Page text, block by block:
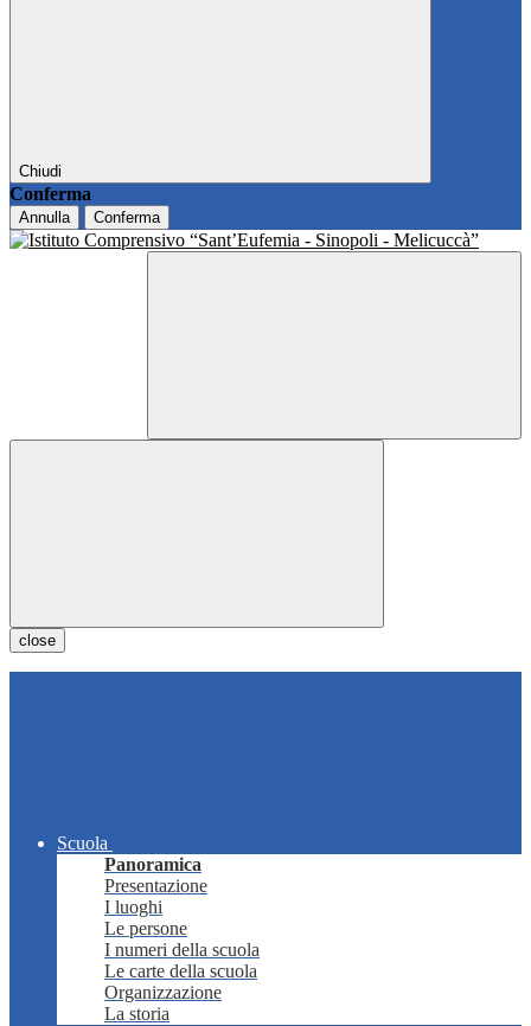
Chiudi
Conferma
Annulla Conferma
close
Scuola
Panoramica
Presentazione
I luoghi
Le persone
I numeri della scuola
Le carte della scuola
Organizzazione
La storia